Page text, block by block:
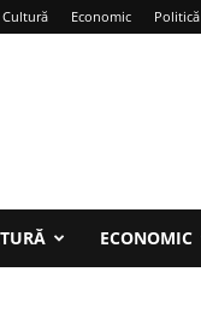
Cultură Economic Politică
ECONOMIC